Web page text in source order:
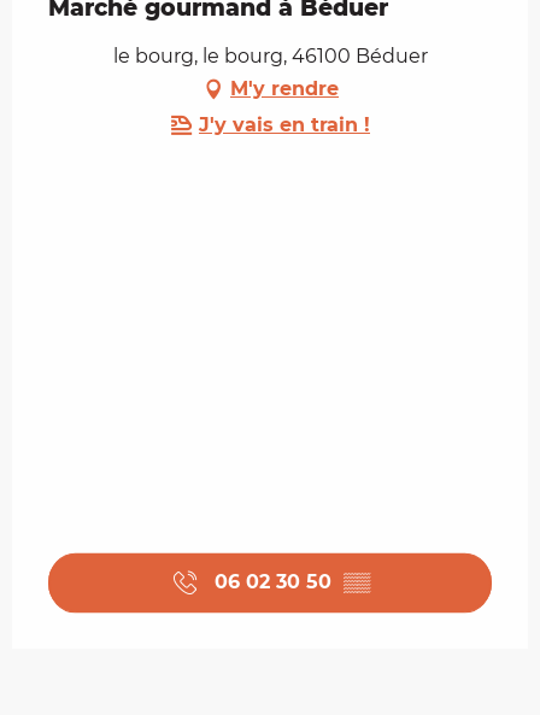
Marché gourmand à Béduer
le bourg, le bourg, 46100 Béduer
M'y rendre
J'y vais en train !
06 02 30 50 ▒▒